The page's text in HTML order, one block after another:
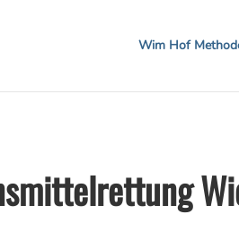
und Gutscheine!
Wim Hof